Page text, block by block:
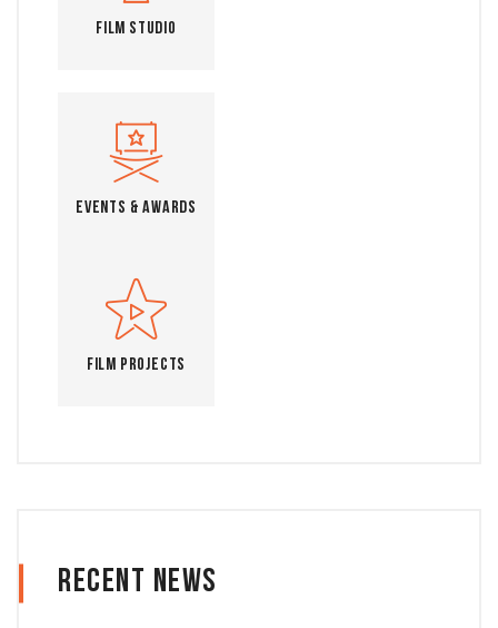
Film Studio
Events & Awards
Film Projects
Recent News